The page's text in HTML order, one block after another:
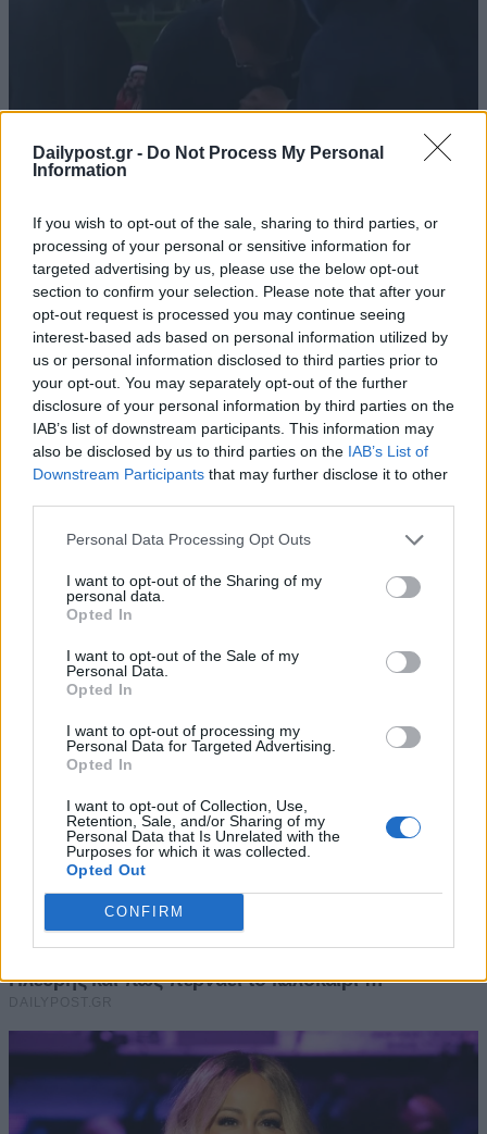
Dailypost.gr - Do Not Process My Personal
Information
If you wish to opt-out of the sale, sharing to third parties, or
processing of your personal or sensitive information for
targeted advertising by us, please use the below opt-out
section to confirm your selection. Please note that after your
opt-out request is processed you may continue seeing
interest-based ads based on personal information utilized by
us or personal information disclosed to third parties prior to
your opt-out. You may separately opt-out of the further
disclosure of your personal information by third parties on the
IAB’s list of downstream participants. This information may
also be disclosed by us to third parties on the IAB’s List of
Downstream Participants that may further disclose it to other
Personal Data Processing Opt Outs
I want to opt-out of the Sharing of my
personal data.
Opted In
I want to opt-out of the Sale of my
Personal Data.
Opted In
I want to opt-out of processing my
Personal Data for Targeted Advertising.
Opted In
I want to opt-out of Collection, Use,
Retention, Sale, and/or Sharing of my
Personal Data that Is Unrelated with the
Purposes for which it was collected.
Opted Out
CONFIRM